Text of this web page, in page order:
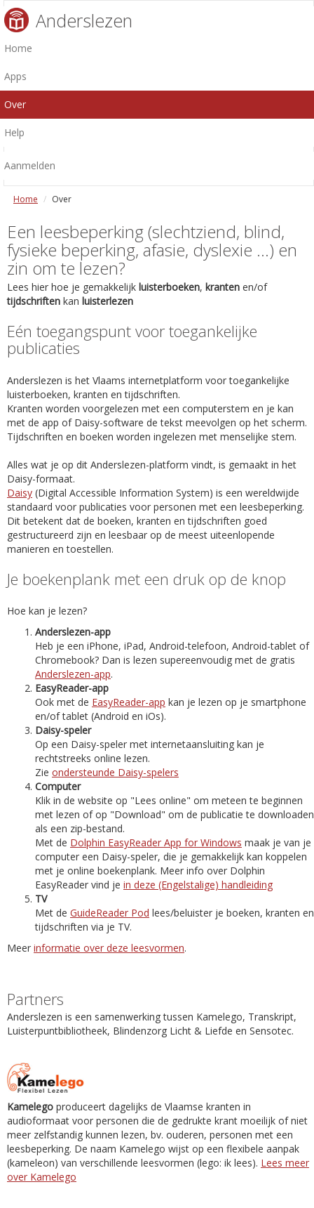
Anderslezen
Home
Apps
Over
Help
Aanmelden
Home Over
Een leesbeperking (slechtziend, blind,
fysieke beperking, afasie, dyslexie ...) en
zin om te lezen?
Lees hier hoe je gemakkelijk luisterboeken, kranten en/of
tijdschriften kan luisterlezen
Eén toegangspunt voor toegankelijke
publicaties
Anderslezen is het Vlaams internetplatform voor toegankelijke
luisterboeken, kranten en tijdschriften.
Kranten worden voorgelezen met een computerstem en je kan
met de app of Daisy-software de tekst meevolgen op het scherm.
Tijdschriften en boeken worden ingelezen met menselijke stem.
Alles wat je op dit Anderslezen-platform vindt, is gemaakt in het
Daisy-formaat.
Daisy (Digital Accessible Information System) is een wereldwijde
standaard voor publicaties voor personen met een leesbeperking.
Dit betekent dat de boeken, kranten en tijdschriften goed
gestructureerd zijn en leesbaar op de meest uiteenlopende
manieren en toestellen.
Je boekenplank met een druk op de knop
Hoe kan je lezen?
Anderslezen-app
Heb je een iPhone, iPad, Android-telefoon, Android-tablet of
Chromebook? Dan is lezen supereenvoudig met de gratis
Anderslezen-app.
EasyReader-app
Ook met de EasyReader-app kan je lezen op je smartphone
en/of tablet (Android en iOs).
Daisy-speler
Op een Daisy-speler met internetaansluiting kan je
rechtstreeks online lezen.
Zie ondersteunde Daisy-spelers
Computer
Klik in de website op "Lees online" om meteen te beginnen
met lezen of op "Download" om de publicatie te downloaden
als een zip-bestand.
Met de Dolphin EasyReader App for Windows maak je van je
computer een Daisy-speler, die je gemakkelijk kan koppelen
met je online boekenplank. Meer info over Dolphin
EasyReader vind je in deze (Engelstalige) handleiding
TV
Met de GuideReader Pod lees/beluister je boeken, kranten en
tijdschriften via je TV.
Meer informatie over deze leesvormen.
Partners
Anderslezen is een samenwerking tussen Kamelego, Transkript,
Luisterpuntbibliotheek, Blindenzorg Licht & Liefde en Sensotec.
Kamelego produceert dagelijks de Vlaamse kranten in
audioformaat voor personen die de gedrukte krant moeilijk of niet
meer zelfstandig kunnen lezen, bv. ouderen, personen met een
leesbeperking. De naam Kamelego wijst op een flexibele aanpak
(kameleon) van verschillende leesvormen (lego: ik lees). Lees meer
over Kamelego